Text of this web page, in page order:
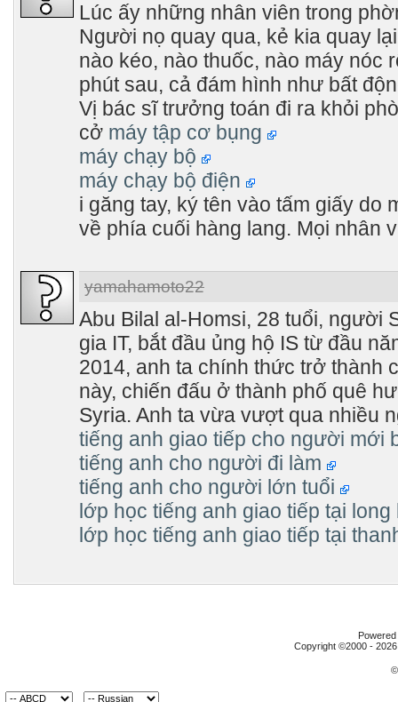
Lúc ấy những nhân viên trong
Người nọ quay qua, kẻ kia quay
nào kéo, nào thuốc, nào máy nóc
phút sau, cả đám hình như bất
Vị bác sĩ trưởng toán đi ra khỏi
cở máy tập cơ bụng
máy chạy bộ
máy chạy bộ điện
i găng tay, ký tên vào tấm giấy do
về phía cuối hàng lang. Mọi nhân
yamahamoto22
Abu Bilal al-Homsi, 28 tuổi, người
gia IT, bắt đầu ủng hộ IS từ đầu
2014, anh ta chính thức trở thành
này, chiến đấu ở thành phố quê
Syria. Anh ta vừa vượt qua nhiều
tiếng anh giao tiếp cho người mới
tiếng anh cho người đi làm
tiếng anh cho người lớn tuổi
lớp học tiếng anh giao tiếp tại
lớp học tiếng anh giao tiếp tại
Copyright ©2000 -
©